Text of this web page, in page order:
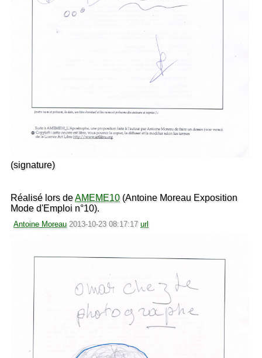
(signature)
Réalisé lors deAMEME10(Antoine Moreau Exposition
Mode d'Emploi n°10).
Antoine Moreau 2013-10-23 08:17:17 url